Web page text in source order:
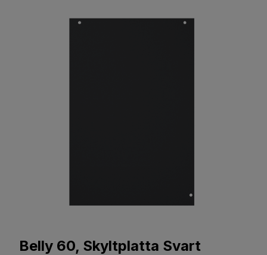
Belly 60, Skyltplatta Svart